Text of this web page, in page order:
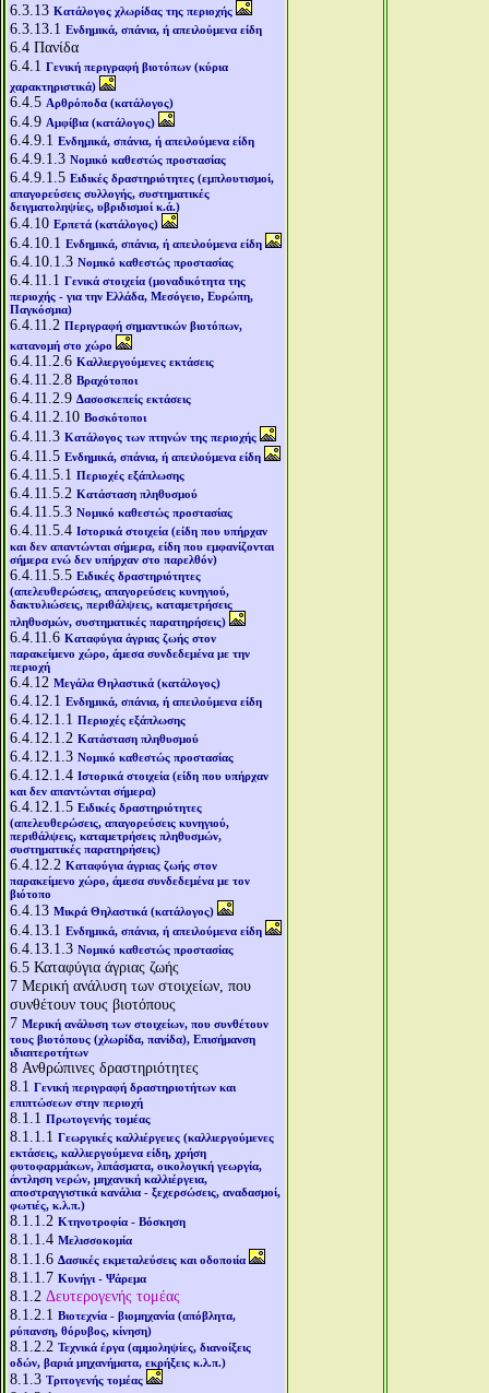
6.3.13 Κατάλογος χλωρίδας της περιοχής
6.3.13.1 Ενδημικά, σπάνια, ή απειλούμενα είδη
6.4 Πανίδα
6.4.1 Γενική περιγραφή βιοτόπων (κύρια
χαρακτηριστικά)
6.4.5 Αρθρόποδα (κατάλογος)
6.4.9 Αμφίβια (κατάλογος)
6.4.9.1 Ενδημικά, σπάνια, ή απειλούμενα είδη
6.4.9.1.3 Νομικό καθεστώς προστασίας
6.4.9.1.5 Ειδικές δραστηριότητες (εμπλουτισμοί,
απαγορεύσεις συλλογής, συστηματικές
δειγματοληψίες, υβριδισμοί κ.ά.)
6.4.10 Ερπετά (κατάλογος)
6.4.10.1 Ενδημικά, σπάνια, ή απειλούμενα είδη
6.4.10.1.3 Νομικό καθεστώς προστασίας
6.4.11.1 Γενικά στοιχεία (μοναδικότητα της
περιοχής - για την Ελλάδα, Μεσόγειο, Ευρώπη,
Παγκόσμια)
6.4.11.2 Περιγραφή σημαντικών βιοτόπων,
κατανομή στο χώρο
6.4.11.2.6 Καλλιεργούμενες εκτάσεις
6.4.11.2.8 Βραχότοποι
6.4.11.2.9 Δασοσκεπείς εκτάσεις
6.4.11.2.10 Βοσκότοποι
6.4.11.3 Κατάλογος των πτηνών της περιοχής
6.4.11.5 Ενδημικά, σπάνια, ή απειλούμενα είδη
6.4.11.5.1 Περιοχές εξάπλωσης
6.4.11.5.2 Κατάσταση πληθυσμού
6.4.11.5.3 Νομικό καθεστώς προστασίας
6.4.11.5.4 Ιστορικά στοιχεία (είδη που υπήρχαν
και δεν απαντώνται σήμερα, είδη που εμφανίζονται
σήμερα ενώ δεν υπήρχαν στο παρελθόν)
6.4.11.5.5 Ειδικές δραστηριότητες
(απελευθερώσεις, απαγορεύσεις κυνηγιού,
δακτυλιώσεις, περιθάλψεις, καταμετρήσεις
πληθυσμών, συστηματικές παρατηρήσεις)
6.4.11.6 Καταφύγια άγριας ζωής στον
παρακείμενο χώρο, άμεσα συνδεδεμένα με την
περιοχή
6.4.12 Μεγάλα Θηλαστικά (κατάλογος)
6.4.12.1 Ενδημικά, σπάνια, ή απειλούμενα είδη
6.4.12.1.1 Περιοχές εξάπλωσης
6.4.12.1.2 Κατάσταση πληθυσμού
6.4.12.1.3 Νομικό καθεστώς προστασίας
6.4.12.1.4 Ιστορικά στοιχεία (είδη που υπήρχαν
και δεν απαντώνται σήμερα)
6.4.12.1.5 Ειδικές δραστηριότητες
(απελευθερώσεις, απαγορεύσεις κυνηγιού,
περιθάλψεις, καταμετρήσεις πληθυσμών,
συστηματικές παρατηρήσεις)
6.4.12.2 Καταφύγια άγριας ζωής στον
παρακείμενο χώρο, άμεσα συνδεδεμένα με τον
βιότοπο
6.4.13 Μικρά Θηλαστικά (κατάλογος)
6.4.13.1 Ενδημικά, σπάνια, ή απειλούμενα είδη
6.4.13.1.3 Νομικό καθεστώς προστασίας
6.5 Καταφύγια άγριας ζωής
7 Μερική ανάλυση των στοιχείων, που
συνθέτουν τους βιοτόπους
7 Μερική ανάλυση των στοιχείων, που συνθέτουν
τους βιοτόπους (χλωρίδα, πανίδα), Επισήμανση
ιδιαιτεροτήτων
8 Ανθρώπινες δραστηριότητες
8.1 Γενική περιγραφή δραστηριοτήτων και
επιπτώσεων στην περιοχή
8.1.1 Πρωτογενής τομέας
8.1.1.1 Γεωργικές καλλιέργειες (καλλιεργούμενες
εκτάσεις, καλλιεργούμενα είδη, χρήση
φυτοφαρμάκων, λιπάσματα, οικολογική γεωργία,
άντληση νερών, μηχανική καλλιέργεια,
αποστραγγιστικά κανάλια - ξεχερσώσεις, αναδασμοί,
φωτιές, κ.λ.π.)
8.1.1.2 Κτηνοτροφία - Βόσκηση
8.1.1.4 Μελισσοκομία
8.1.1.6 Δασικές εκμεταλεύσεις και οδοποιία
8.1.1.7 Κυνήγι - Ψάρεμα
8.1.2 Δευτερογενής τομέας
8.1.2.1 Βιοτεχνία - βιομηχανία (απόβλητα,
ρύπανση, θόρυβος, κίνηση)
8.1.2.2 Τεχνικά έργα (αμμοληψίες, διανοίξεις
οδών, βαριά μηχανήματα, εκρήξεις κ.λ.π.)
8.1.3 Τριτογενής τομέας